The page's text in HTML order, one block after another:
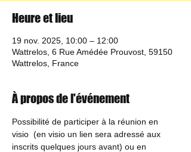
Heure et lieu
19 nov. 2025, 10:00 – 12:00
Wattrelos, 6 Rue Amédée Prouvost, 59150
Wattrelos, France
À propos de l'événement
Possibilité de participer à la réunion en
visio  (en visio un lien sera adressé aux
inscrits quelques jours avant) ou en